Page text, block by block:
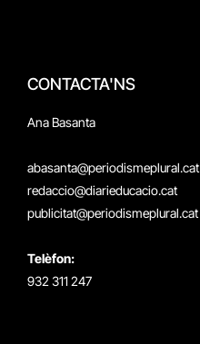
CONTACTA'NS
Ana Basanta
abasanta@periodismeplural.cat
redaccio@diarieducacio.cat
publicitat@periodismeplural.cat
Telèfon:
932 311 247